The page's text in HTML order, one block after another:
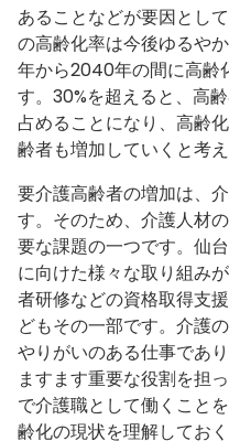
あることなどが要因とし
の高齢化率は今後ゆるや
年から2040年の間に高齢
す。30%を超えると、高
占めることになり、高齢
齢者も増加していくと考え
要介護高齢者の増加は、
す。そのため、介護人材
要な課題の一つです。仙
に向けた様々な取り組み
者研修などの資格取得支
どもその一部です。介護
やりがいのある仕事であ
ますます重要な役割を担
で介護職として働くこと
齢化の現状を理解しておく